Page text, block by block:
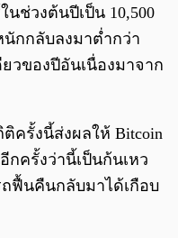
นช่วงต้นปีเป็น 10,500
กกลับลงมาต่ำกว่า
วของปีอันเนื่องมาจาก
ครั้งนี้ส่งผลให้ Bitcoin
ครั้งว่านี้เป็นก้นเหว
ฟื้นคืนกลับมาได้เกือบ